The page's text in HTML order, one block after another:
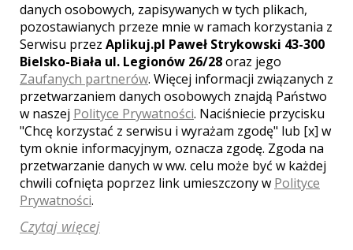
Akceptuję regulaminipolitykę prywatności
Klauzula informacyjna
danych osobowych, zapisywanych w tych plikach,
pozostawianych przeze mnie w ramach korzystania z
Serwisu przez Aplikuj.pl Paweł Strykowski 43-300
Bielsko-Biała ul. Legionów 26/28oraz jego
Zaufanych partnerów. Więcej informacji związanych z
przetwarzaniem danych osobowych znajdą Państwo
w naszej Polityce Prywatności. Naciśniecie przycisku
"Chcę korzystać z serwisu i wyrażam zgodę" lub [x] w
tym oknie informacyjnym, oznacza zgodę. Zgoda na
przetwarzanie danych w ww. celu może być w każdej
chwili cofnięta poprzez link umieszczony w Polityce
Prywatności.
Czytaj więcej